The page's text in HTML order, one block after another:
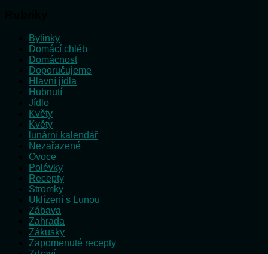
Bylinky
Domácí chléb
Domácnost
Doporučujeme
Hlavní jídla
Hubnutí
Jídlo
Květy
Květy
lunární kalendář
Nezařazené
Ovoce
Polévky
Recepty
Stromky
Uklízení s Lunou
Zábava
Zahrada
Zákusky
Zapomenuté recepty